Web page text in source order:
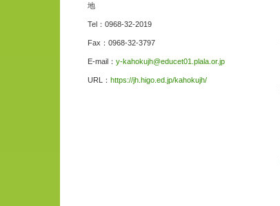
地
Tel：0968-32-2019
Fax：0968-32-3797
E-mail： y-kahokujh@educet01.plala.or.jp
URL： https://jh.higo.ed.jp/kahokujh/